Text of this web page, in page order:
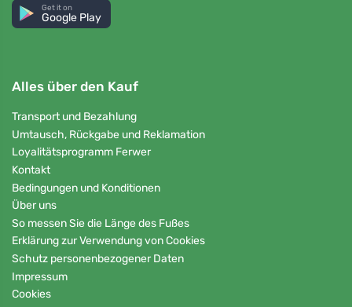
Get it on
Google Play
Alles über den Kauf
Transport und Bezahlung
Umtausch, Rückgabe und Reklamation
Loyalitätsprogramm Ferwer
Kontakt
Bedingungen und Konditionen
Über uns
So messen Sie die Länge des Fußes
Erklärung zur Verwendung von Cookies
Schutz personenbezogener Daten
Impressum
Cookies